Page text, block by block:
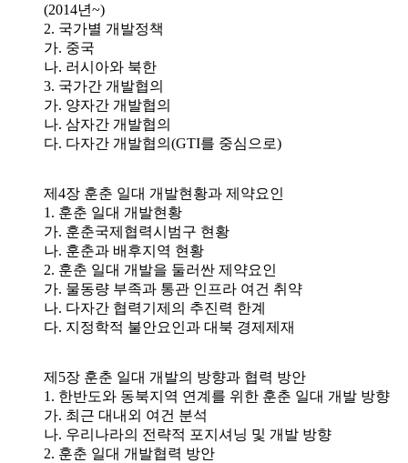
(2014년~)
2. 국가별 개발정책
가. 중국
나. 러시아와 북한
3. 국가간 개발협의
가. 양자간 개발협의
나. 삼자간 개발협의
다. 다자간 개발협의(GTI를 중심으로)
제4장 훈춘 일대 개발현황과 제약요인
1. 훈춘 일대 개발현황
가. 훈춘국제협력시범구 현황
나. 훈춘과 배후지역 현황
2. 훈춘 일대 개발을 둘러싼 제약요인
가. 물동량 부족과 통관 인프라 여건 취약
나. 다자간 협력기제의 추진력 한계
다. 지정학적 불안요인과 대북 경제제재
제5장 훈춘 일대 개발의 방향과 협력 방안
1. 한반도와 동북지역 연계를 위한 훈춘 일대 개발 방향
가. 최근 대내외 여건 분석
나. 우리나라의 전략적 포지셔닝 및 개발 방향
2. 훈춘 일대 개발협력 방안